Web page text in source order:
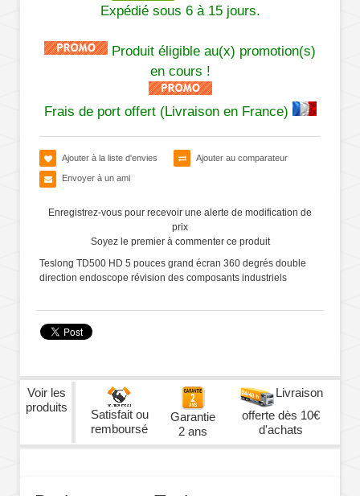
Expédié sous 6 à 15 jours.
Produit éligible au(x) promotion(s)
en cours !
Frais de port offert (Livraison en France)
Ajouter à la liste d'envies Ajouter au comparateur
Envoyer à un ami
Enregistrez-vous pour recevoir une alerte de modification de
prix
Soyez le premier à commenter ce produit
Teslong TD500 HD 5 pouces grand écran 360 degrés double
direction endoscope révision des composants industriels
Voir les
produits
Satisfait ou
remboursé
Garantie
2 ans
Livraison
offerte dès 10€
d'achats